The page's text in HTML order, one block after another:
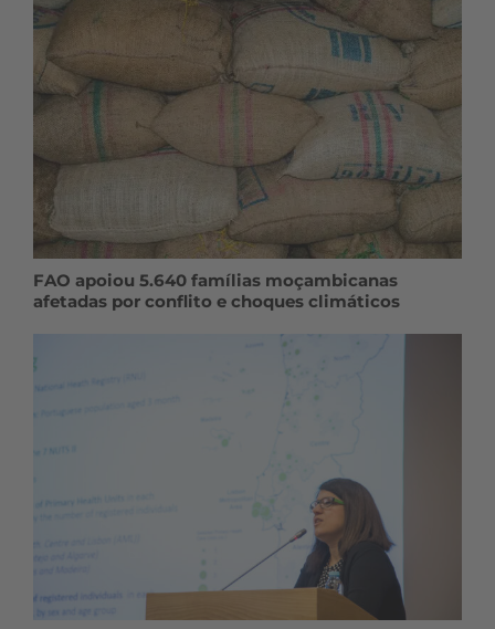
FAO apoiou 5.640 famílias moçambicanas
afetadas por conflito e choques climáticos